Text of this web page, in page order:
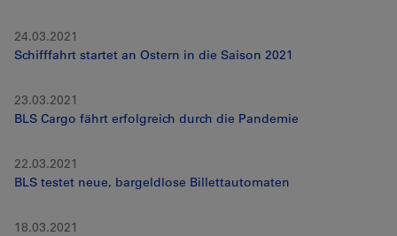
24.03.2021
Schifffahrt startet an Ostern in die Saison 2021
23.03.2021
BLS Cargo fährt erfolgreich durch die Pandemie
22.03.2021
BLS testet neue, bargeldlose Billettautomaten
18.03.2021